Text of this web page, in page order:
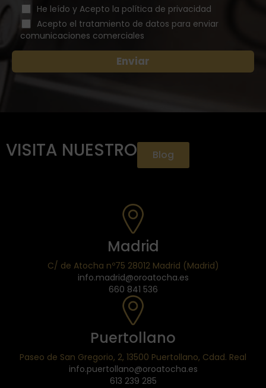
He leído y Acepto la política de privacidad
Acepto el tratamiento de datos para enviar
comunicaciones comerciales
VISITA NUESTRO Blog
Madrid
C/ de Atocha nº75 28012 Madrid (Madrid)
info.madrid@oroatocha.es
660 841 536
Puertollano
Paseo de San Gregorio, 2, 13500 Puertollano, Cdad. Real
info.puertollano@oroatocha.es
613 239 285